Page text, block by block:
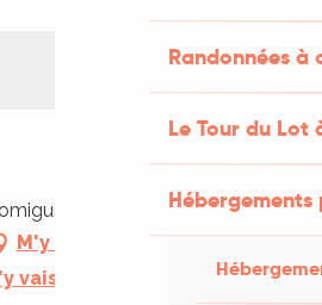
Randonnées
Le Tour du Lot
46100 Viazac
M'y rendre
vais en train !